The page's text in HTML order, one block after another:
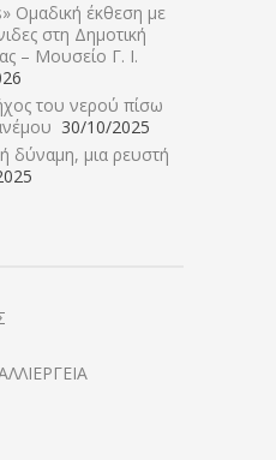
Ομαδική έκθεση με
στη Δημοτική
– Μουσείο Γ. Ι.
του νερού πίσω
30/10/2025
δύναμη, μια ρευστή